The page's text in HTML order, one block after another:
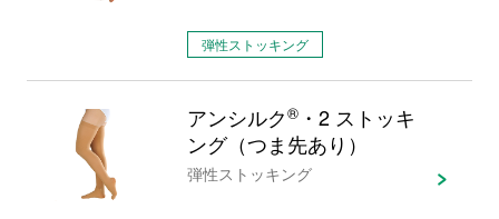
弾性ストッキング
アンシルク®・2 ストッキ
ング（つま先あり）
弾性ストッキング